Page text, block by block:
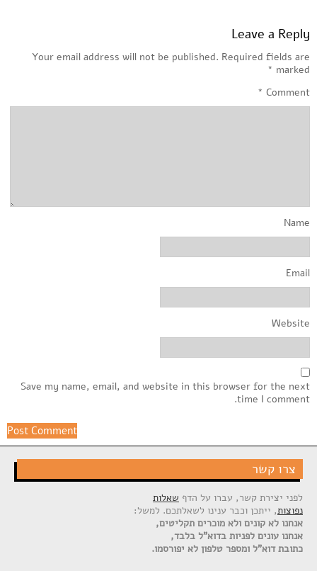
Leave a Reply
Your email address will not be published. Required fields are
marked
*
Comment
*
Name
Email
Website
Save my name, email, and website in this browser for the next
time I comment.
צרו קשר
לפני יצירת קשר, עברו על הדף שאלות
נפוצות, ייתכן וכבר ענינו לשאלתכם. למשל:
אנחנו לא קונים ולא מוכרים תקליטים,
אנחנו עונים לפניות בדוא"ל בלבד,
כתובת דוא"ל ומספר טלפון לא יפורסמו.